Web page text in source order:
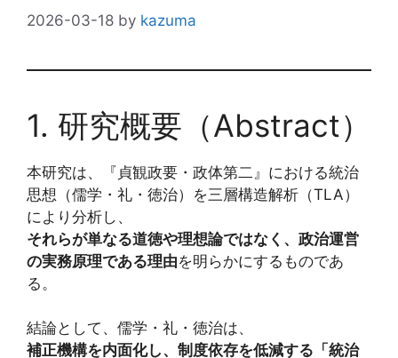
2026-03-18 by kazuma
1. 研究概要（Abstract）
本研究は、『貞観政要・政体第二』における統治
思想（儒学・礼・徳治）を三層構造解析（TLA）
により分析し、
それらが単なる道徳や理想論ではなく、政治運営
の実務原理である理由を明らかにするものであ
る。
結論として、儒学・礼・徳治は、
補正機構を内面化し、制度依存を低減する「統治